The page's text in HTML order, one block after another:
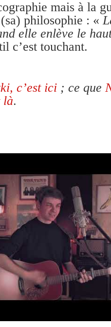
mais à la
philosophie : «
elle enlève le
c’est touchant.
c’est ici ; ce que
là.